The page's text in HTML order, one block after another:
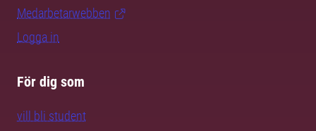
Medarbetarwebben
Logga in
För dig som
vill bli student